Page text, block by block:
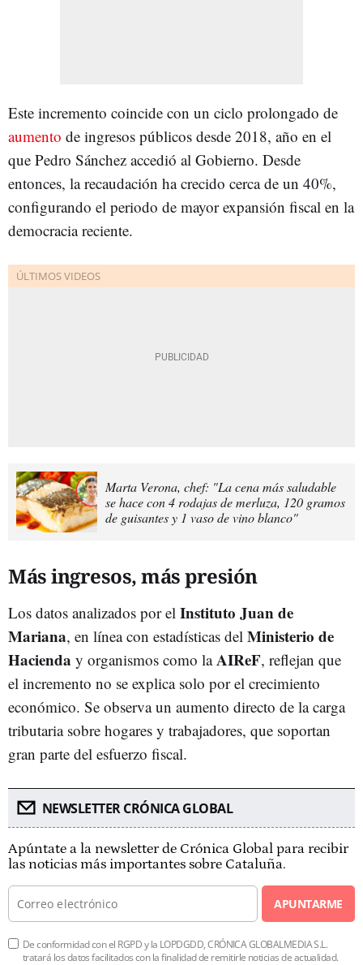
Este incremento coincide con un ciclo prolongado de
aumento de ingresos públicos desde 2018, año en el
que Pedro Sánchez accedió al Gobierno. Desde
entonces, la recaudación ha crecido cerca de un 40%,
configurando el periodo de mayor expansión fiscal en la
democracia reciente.
Marta Verona, chef: "La cena más saludable
se hace con 4 rodajas de merluza, 120 gramos
de guisantes y 1 vaso de vino blanco"
Más ingresos, más presión
Los datos analizados por el Instituto Juan de
Mariana, en línea con estadísticas del Ministerio de
Hacienda y organismos como laAIReF, reflejan que
el incremento no se explica solo por el crecimiento
económico. Se observa un aumento directo de la carga
tributaria sobre hogares y trabajadores, que soportan
gran parte del esfuerzo fiscal.
NEWSLETTER CRÓNICA GLOBAL
Apúntate a la newsletter de Crónica Global para recibir
las noticias más importantes sobre Cataluña.
APUNTARME
De conformidad con el RGPD y la LOPDGDD, CRÓNICA GLOBALMEDIA S.L.
tratará los datos facilitados con la finalidad de remitirle noticias de actualidad.